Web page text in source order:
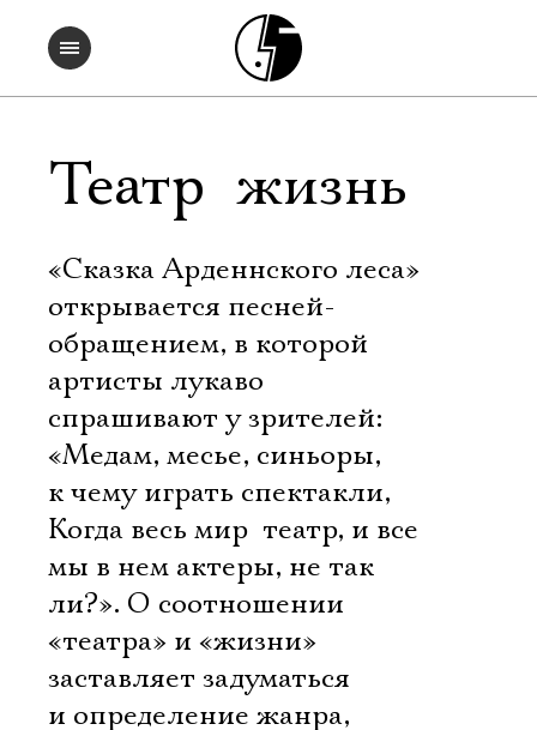
Театр  жизнь
«Сказка Арденнского леса»
открывается песней-
обращением, в которой
артисты лукаво
спрашивают у зрителей:
«Медам, месье, синьоры,
к чему играть спектакли,
Когда весь мир  театр, и все
мы в нем актеры, не так
ли?». О соотношении
«театра» и «жизни»
заставляет задуматься
и определение жанра,